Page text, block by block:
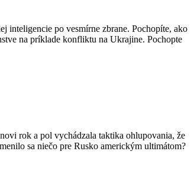
inteligencie po vesmírne zbrane. Pochopíte, ako
na príklade konfliktu na Ukrajine. Pochopte
rok a pol vychádzala taktika ohlupovania, že
sa niečo pre Rusko americkým ultimátom?